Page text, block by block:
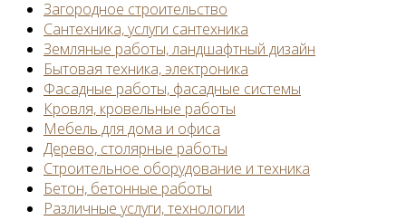
Загородное строительство
Сантехника, услуги сантехника
Земляные работы, ландшафтный дизайн
Бытовая техника, электроника
Фасадные работы, фасадные системы
Кровля, кровельные работы
Мебель для дома и офиса
Дерево, столярные работы
Строительное оборудование и техника
Бетон, бетонные работы
Различные услуги, технологии